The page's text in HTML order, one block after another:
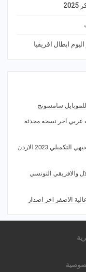
ابطال افريقيا
عربي اخر نسخة محدثة
موقع نتائج التوجيهي التكميلي 2023 الاردن
والافريقي التونسي
الاصفر اخر اصدار